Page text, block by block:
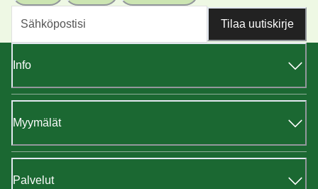
Tilaa uutiskirje
Info
Myymälät
Palvelut